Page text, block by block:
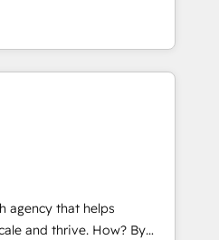
a global
in working with
to implement the
client organizations.
professional services,
estate, technology,
services, transportation
and recruiting,
contractors. Our
agency that helps
thrive. How? By